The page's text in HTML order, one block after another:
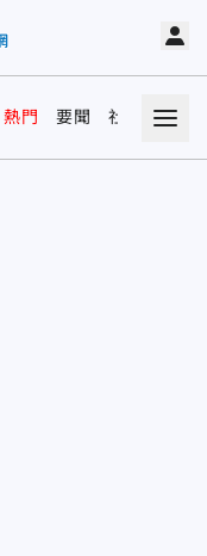
熱門 要聞 社會 娛樂